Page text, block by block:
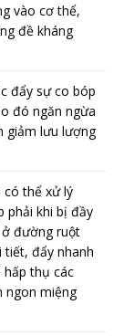
vào cơ thể,
đề kháng
đẩy sự co bóp
đó ngăn ngừa
giảm lưu lượng
có thể xử lý
phải khi bị đầy
đường ruột
tiết, đẩy nhanh
hấp thụ các
ngon miệng